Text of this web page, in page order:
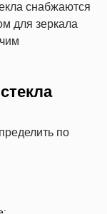
снабжаются
для зеркала
по